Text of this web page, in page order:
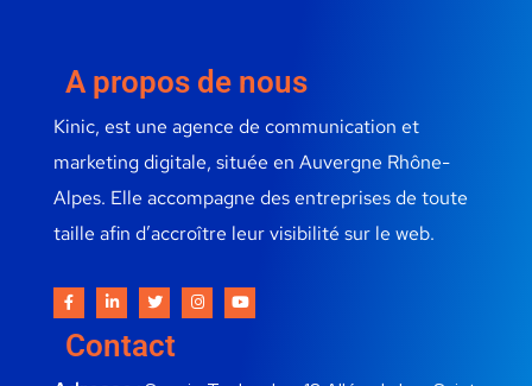
A propos de nous
Kinic, est une agence de communication et
marketing digitale, située en Auvergne Rhône-
Alpes. Elle accompagne des entreprises de toute
taille afin d’accroître leur visibilité sur le web.
Contact